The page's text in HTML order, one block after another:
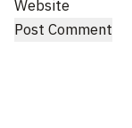
Website